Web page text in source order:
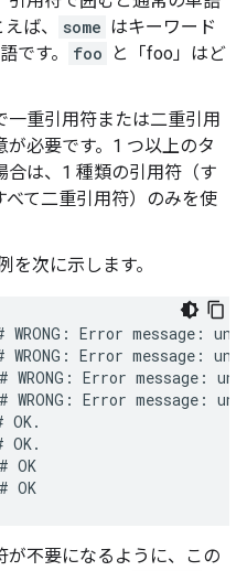
ば、
some はキーワード
です。
foo
と「foo」はど
一重引用符または二重引用
必要です。1 つ以上のタ
合は、1 種類の引用符（す
て二重引用符）のみを使
を次に示します。
WRONG: Error message:
WRONG: Error message:
WRONG: Error message:
WRONG: Error message:
OK.
OK.
OK
が不要になるように、この